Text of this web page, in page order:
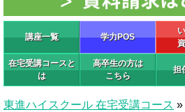
講座一覧 学力POS
在宅受講コースと
は
高卒生の方は
こちら
担
東進ハイスクール 在宅受講コース »